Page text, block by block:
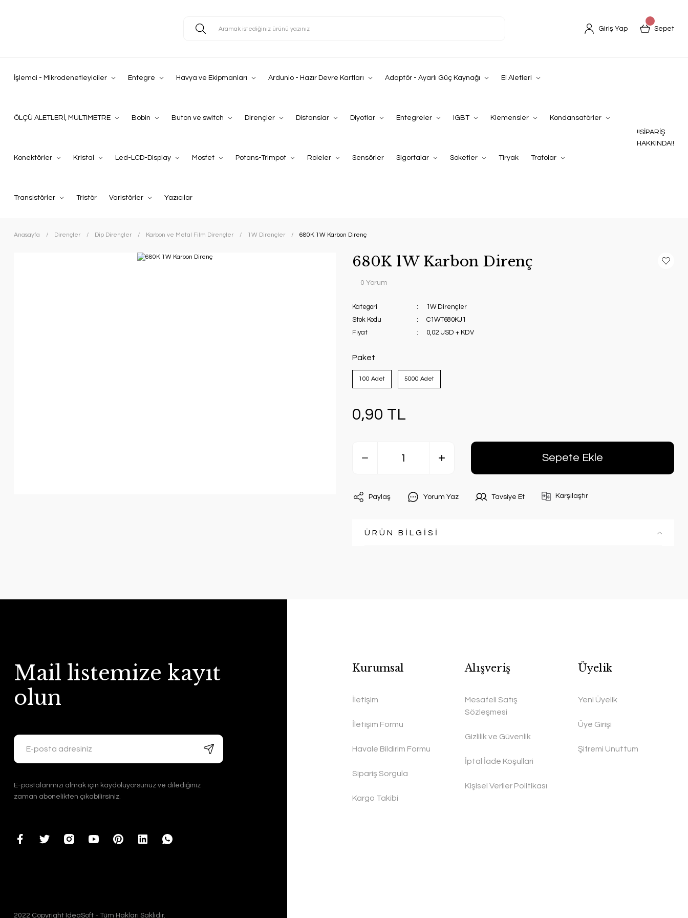
Giriş Yap Sepet
İşlemci - Mikrodenetleyiciler Entegre Havya ve Ekipmanları Ardunio - Hazır Devre Kartları Adaptör - Ayarlı Güç Kaynağı El Aletleri
ÖLÇÜ ALETLERİ, MULTIMETRE Bobin Buton ve switch Dirençler Distanslar Diyotlar Entegreler IGBT Klemensler Kondansatörler
Konektörler Kristal Led-LCD-Display Mosfet Potans-Trimpot Roleler Sensörler Sigortalar Soketler Tiryak Trafolar
Transistörler Tristör Varistörler Yazıcılar
!!SİPARİŞ
HAKKINDA!!
Anasayfa Dirençler Dip Dirençler Karbon ve Metal Film Dirençler 1W Dirençler 680K 1W Karbon Direnç
680K 1W Karbon Direnç
0 Yorum
Kategori
1W Dirençler
Stok Kodu
C1WT680KJ1
Fiyat
0,02 USD + KDV
Paket
100 Adet 5000 Adet
0,90 TL
Sepete Ekle
Paylaş Yorum Yaz Tavsiye Et Karşılaştır
ÜRÜN BİLGİSİ
Mail listemize kayıt
olun
E-postalarımızı almak için kaydoluyorsunuz ve dilediğiniz
zaman abonelikten çıkabilirsiniz.
Kurumsal
İletişim
İletişim Formu
Havale Bildirim Formu
Sipariş Sorgula
Kargo Takibi
Alışveriş
Mesafeli Satış
Sözleşmesi
Gizlilik ve Güvenlik
İptal İade Koşullari
Kişisel Veriler Politikası
Üyelik
Yeni Üyelik
Üye Girişi
Şifremi Unuttum
2022 Copyright IdeaSoft - Tüm Hakları Saklıdır.